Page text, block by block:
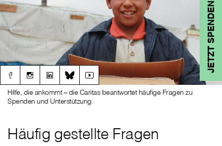
JETZT SPENDEN
Häufig gestellte Fragen
Hilfe, die ankommt – die Caritas beantwortet häufige Fragen zu
Spenden und Unterstützung.